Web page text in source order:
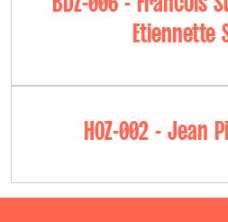
Etiennette
HOZ-002 - Jean